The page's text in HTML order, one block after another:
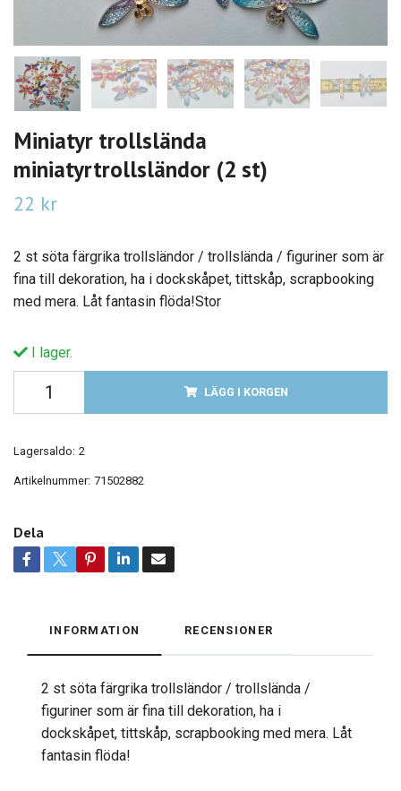
Miniatyr trollslända
miniatyrtrollsländor (2 st)
22 kr
2 st söta färgrika trollsländor / trollslända / figuriner som är
fina till dekoration, ha i dockskåpet, tittskåp, scrapbooking
med mera. Låt fantasin flöda!Stor
I lager.
LÄGG I KORGEN
Lagersaldo: 2
Artikelnummer: 71502882
Dela
INFORMATION RECENSIONER
2 st söta färgrika trollsländor / trollslända /
figuriner som är fina till dekoration, ha i
dockskåpet, tittskåp, scrapbooking med mera. Låt
fantasin flöda!